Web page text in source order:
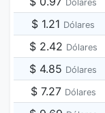
Dólares
$ 1.21 Dólares
$ 2.42 Dólares
$ 4.85 Dólares
$ 7.27 Dólares